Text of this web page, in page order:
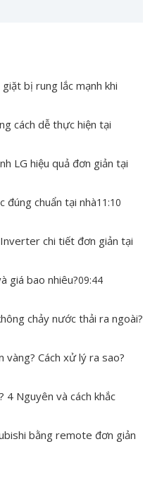
bị rung lắc mạnh khi
cách dễ thực hiện tại
LG hiệu quả đơn giản tại
đúng chuẩn tại nhà11:10
chi tiết đơn giản tại
giá bao nhiêu?09:44
chảy nước thải ra ngoài?
vàng? Cách xử lý ra sao?
4 Nguyên và cách khắc
bằng remote đơn giản